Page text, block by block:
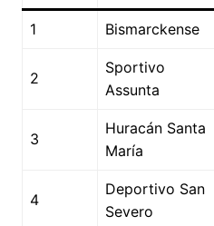
1 Bismarckense
2
Sportivo
Assunta
3
Huracán Santa
María
4
Deportivo San
Severo